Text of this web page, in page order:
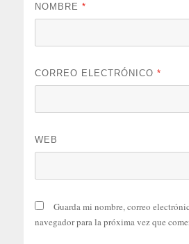
NOMBRE*
CORREO ELECTRÓNICO*
WEB
Guarda mi nombre, correo
navegador para la próxima vez que